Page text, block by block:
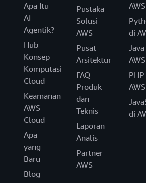
Apa Itu
AI
Agentik?
Hub
Konsep
Komputasi
Cloud
Keamanan
AWS
Cloud
Apa
yang
Baru
Blog
Pustaka
Solusi
AWS
Pusat
Arsitektur
FAQ
Produk
dan
Teknis
Laporan
Analis
Partner
AWS
AWS
di
AWS
AWS
di